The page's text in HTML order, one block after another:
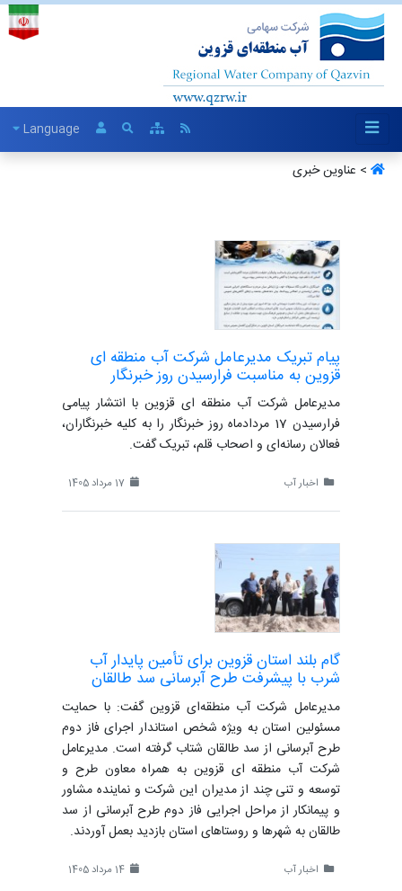
Language
> عناوین خبری
پیام تبریک مدیرعامل شرکت آب منطقه ای
قزوین به مناسبت فرارسیدن روز خبرنگار
مدیرعامل شرکت آب منطقه ای قزوین با انتشار پیامی
فرارسیدن 17 مردادماه روز خبرنگار را به کلیه خبرنگاران،
فعالان رسانه‌ای و اصحاب قلم، تبریک گفت.
اخبار آب
گام بلند استان قزوین برای تأمین پایدار آب
شرب با پیشرفت طرح آبرسانی سد طالقان
مدیرعامل شرکت آب منطقه‌ای قزوین گفت: با حمایت
مسئولین استان به ویژه شخص استاندار اجرای فاز دوم
طرح آبرسانی از سد طالقان شتاب گرفته است. مدیرعامل
شرکت آب منطقه ای قزوین به همراه معاون طرح و
توسعه و تنی چند از مدیران این شرکت و نماینده مشاور
و پیمانکار از مراحل اجرایی فاز دوم طرح آبرسانی از سد
طالقان به شهرها و روستاهای استان بازدید بعمل آوردند.
اخبار آب